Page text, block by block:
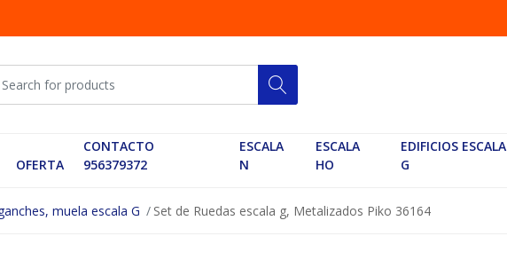
OFERTA
CONTACTO
956379372
ESCALA
N
ESCALA
HO
EDIFICIOS ESCALA
G
muela escala G Set de Ruedas escala g, Metalizados Piko 36164